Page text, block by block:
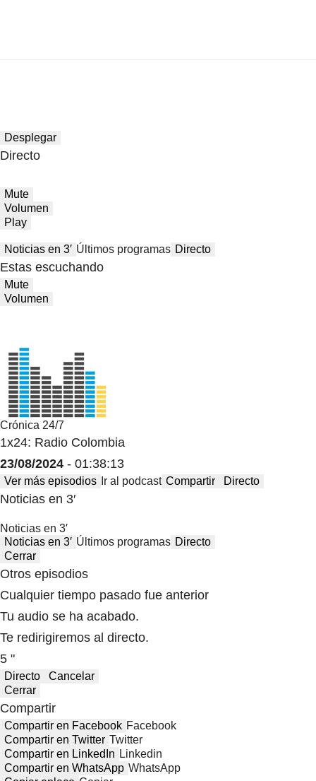
Desplegar
Directo
Mute
Volumen
Play
Noticias en 3′ Últimos programas Directo
Estas escuchando
Mute
Volumen
Crónica 24/7
1x24: Radio Colombia
23/08/2024 - 01:38:13
Ver más episodios Ir al podcast Compartir Directo
Noticias en 3′
Noticias en 3′
Noticias en 3′ Últimos programas Directo
Cerrar
Otros episodios
Cualquier tiempo pasado fue anterior
Tu audio se ha acabado.
Te redirigiremos al directo.
5 "
Directo
Cancelar
Cerrar
Compartir
Compartir en Facebook Facebook
Compartir en Twitter Twitter
Compartir en LinkedIn Linkedin
Compartir en WhatsApp WhatsApp